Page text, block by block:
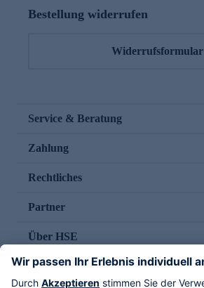
Bestellung widerrufen
Widerrufsformular
Service & Beratung
Zahlung
Rechtliches
Partner
Über HSE
Im TV